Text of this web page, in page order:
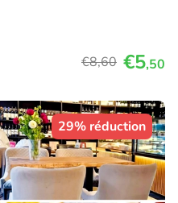
€8,60 €5,50
29% réduction